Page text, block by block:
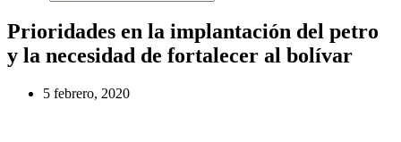
Prioridades en la implantación del petro
y la necesidad de fortalecer al bolívar
5 febrero, 2020